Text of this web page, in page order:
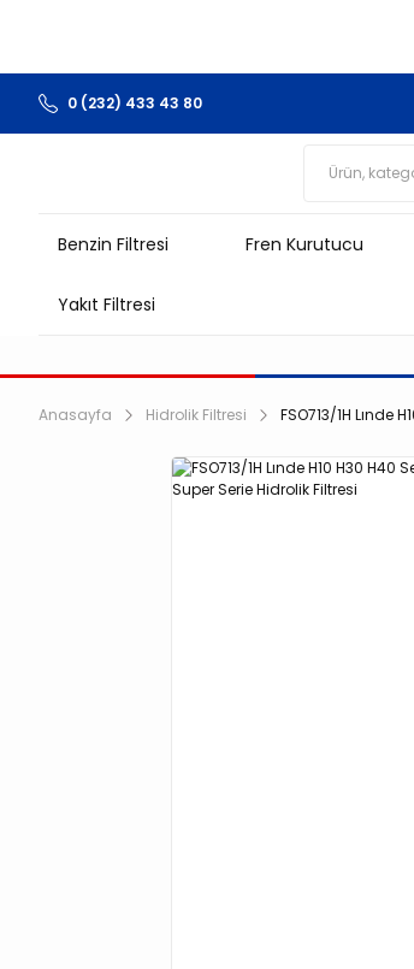
0 (232) 433 43 80
Benzin Filtresi Fren Kurutucu
Yakıt Filtresi
Anasayfa Hidrolik Filtresi FSO713/1H Lınde